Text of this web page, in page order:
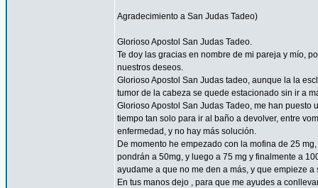
Agradecimiento a San Judas Tadeo)
Glorioso Apostol San Judas Tadeo.
Te doy las gracias en nombre de mi pareja y mío,
nuestros deseos.
Glorioso Apostol San Judas tadeo, aunque la la
tumor de la cabeza se quede estacionado sin ir a
Glorioso Apostol San Judas Tadeo, me han
tiempo tan solo para ir al baño a devolver, entre
enfermedad, y no hay más solución.
De momento he empezado con la mofina de 25
pondrán a 50mg, y luego a 75 mg y finalmente a
ayudame a que no me den a más, y que empieze
En tus manos dejo , para que me ayudes a